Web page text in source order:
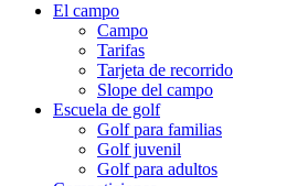
El campo
Campo
Tarifas
Tarjeta de recorrido
Slope del campo
Escuela de golf
Golf para familias
Golf juvenil
Golf para adultos